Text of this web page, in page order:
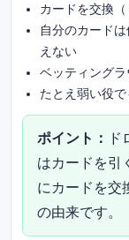
カードを交換
自分のカード
えない
ベッティング
たとえ弱い役で
ポイント：
ド
はカードを引
にカードを交
の由来です。